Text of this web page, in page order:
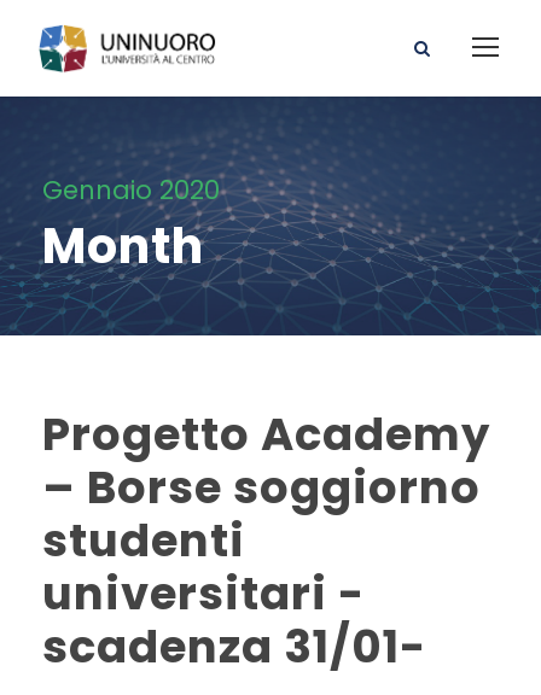
Gennaio 2020
Month
Progetto Academy
– Borse soggiorno
studenti
universitari -
scadenza 31/01-